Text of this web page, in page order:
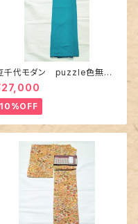
千代モダン puzzle色無地
ーコイズ
10%OFF